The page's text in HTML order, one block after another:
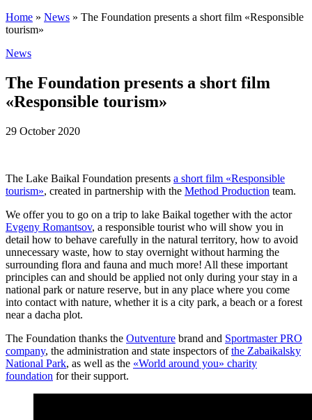
Home » News » The Foundation presents a short film «Responsible
tourism»
News
The Foundation presents a short film
«Responsible tourism»
29 October 2020
The Lake Baikal Foundation presents a short film «Responsible
tourism», created in partnership with the Method Production team.
We offer you to go on a trip to lake Baikal together with the actor
Evgeny Romantsov, a responsible tourist who will show you in
detail how to behave carefully in the natural territory, how to avoid
unnecessary waste, how to stay overnight without harming the
surrounding flora and fauna and much more! All these important
principles can and should be applied not only during your stay in a
national park or nature reserve, but in any place where you come
into contact with nature, whether it is a city park, a beach or a forest
near a dacha plot.
The Foundation thanks the Outventure brand and Sportmaster PRO
company, the administration and state inspectors ofthe Zabaikalsky
National Park, as well as the «World around you» charity
foundation for their support.